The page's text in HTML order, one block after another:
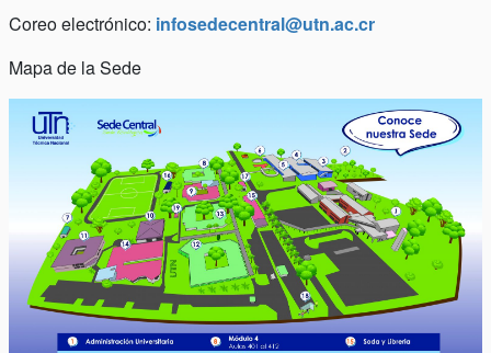
Coreo electrónico: infosedecentral@utn.ac.cr
Mapa de la Sede